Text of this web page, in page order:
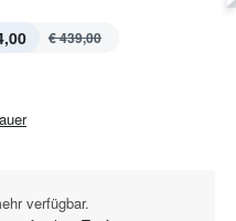
€ 439,00
verfügbar.